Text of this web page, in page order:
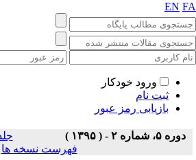
EN
ورود خودکار
ثبت نام
بازیابی رمز عبور
دوره ۵، شماره ۲ - ( ۱۳۹۵ ) جلد ۵ شماره ۲
فهرست نسخه ها